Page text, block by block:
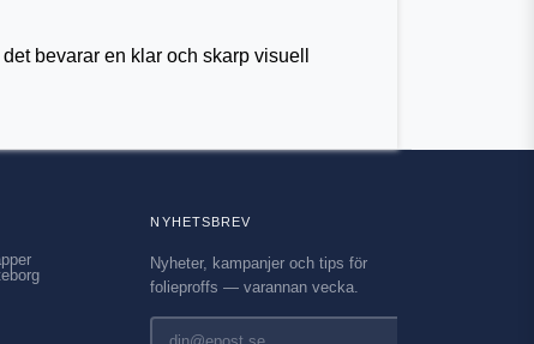
bevarar en klar och skarp visuell
NYHETSBREV
Nyheter, kampanjer och tips för
folieproffs — varannan vecka.